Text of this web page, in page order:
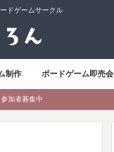
ドゲームサークル
制作 ボードゲーム即売会
加者募集中